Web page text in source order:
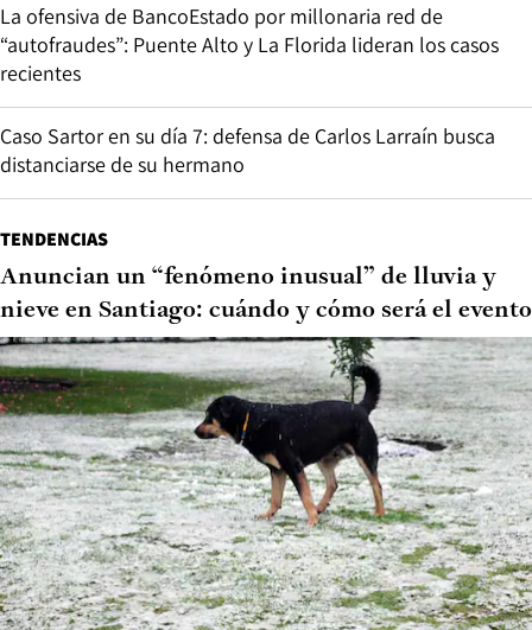
Sernac emite alerta de seguridad por defecto en cinta de
escalada y alpinismo
Avances en labores de despeje de Paso Los Libertadores:
lado chileno está en condiciones y se ofreció apoyo a
Argentina
NEGOCIOS
Donald Trump vuelve a la carga e insiste en
sacar a Lisa Cook de la Reserva Federal